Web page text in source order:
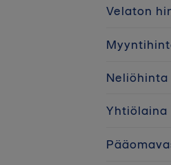
Velaton
Neliöhinta
Yhtiölaina